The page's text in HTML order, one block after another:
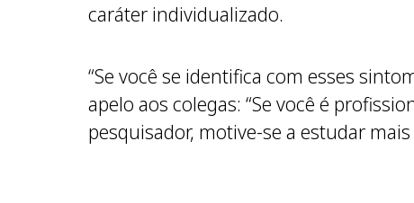
caráter individualizado.
“Se você se identifica com esses
apelo aos colegas: “Se você é
pesquisador, motive-se a estudar